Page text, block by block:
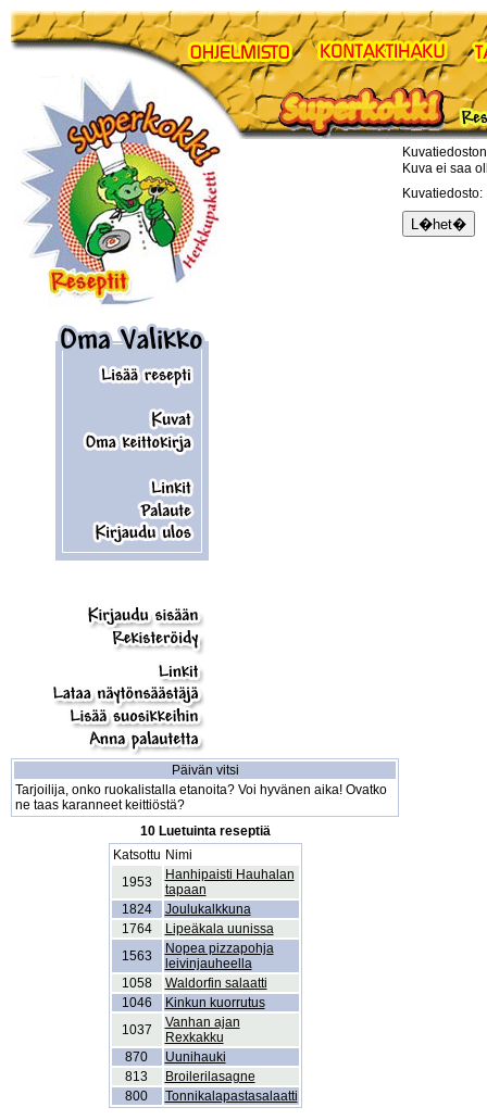
Päivän vitsi
Tarjoilija, onko ruokalistalla etanoita? Voi hyvänen aika! Ovatko
ne taas karanneet keittiöstä?
10 Luetuinta reseptiä
Katsottu Nimi
1953
Hanhipaisti Hauhalan
tapaan
1824
Joulukalkkuna
1764
Lipeäkala uunissa
1563
Nopea pizzapohja
leivinjauheella
1058
Waldorfin salaatti
1046
Kinkun kuorrutus
1037
Vanhan ajan
Rexkakku
870
Uunihauki
813
Broilerilasagne
800
Tonnikalapastasalaatti
Kuva ei saa
Kuvatiedosto: